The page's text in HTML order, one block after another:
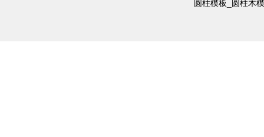
圆柱模板_圆柱木